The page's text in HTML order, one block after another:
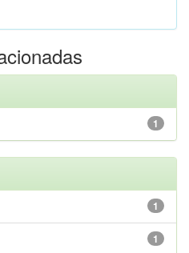
1
1
1